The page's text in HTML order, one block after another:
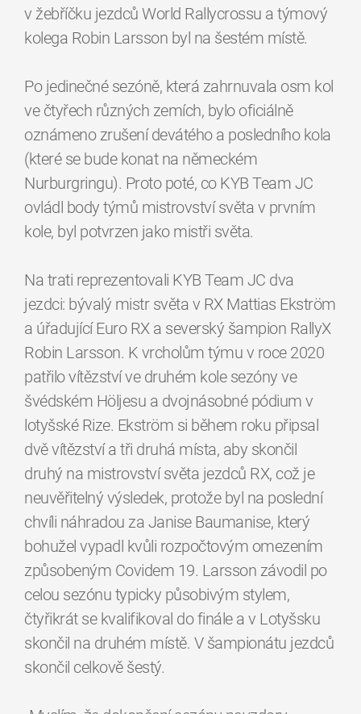
v žebříčku jezdců World Rallycrossu a týmový
kolega Robin Larsson byl na šestém místě.
Po jedinečné sezóně, která zahrnuvala osm kol
ve čtyřech různých zemích, bylo oficiálně
oznámeno zrušení devátého a posledního kola
(které se bude konat na německém
Nurburgringu). Proto poté, co KYB Team JC
ovládl body týmů mistrovství světa v prvním
kole, byl potvrzen jako mistři světa.
Na trati reprezentovali KYB Team JC dva
jezdci: bývalý mistr světa v RX Mattias Ekström
a úřadující Euro RX a severský šampion RallyX
Robin Larsson. K vrcholům týmu v roce 2020
patřilo vítězství ve druhém kole sezóny ve
švédském Höljesu a dvojnásobné pódium v
lotyšské Rize. Ekström si během roku připsal
dvě vítězství a tři druhá místa, aby skončil
druhý na mistrovství světa jezdců RX, což je
neuvěřitelný výsledek, protože byl na poslední
chvíli náhradou za Janise Baumanise, který
bohužel vypadl kvůli rozpočtovým omezením
způsobeným Covidem 19. Larsson závodil po
celou sezónu typicky působivým stylem,
čtyřikrát se kvalifikoval do finále a v Lotyšsku
skončil na druhém místě. V šampionátu jezdců
skončil celkově šestý.